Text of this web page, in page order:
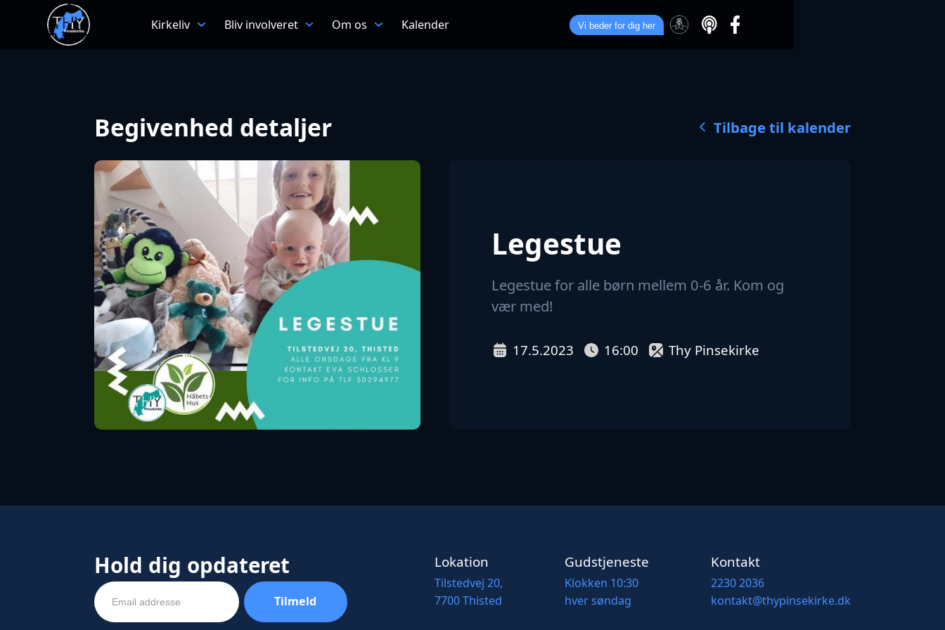
Kirkeliv Bliv involveret Om os Kalender Vi beder for dig her
Begivenhed detaljer Tilbage til kalender
Legestue
Legestue for alle børn mellem 0-6 år. Kom og
vær med!
17.5.2023 16:00 Thy Pinsekirke
Hold dig opdateret Lokation
Tilstedvej 20,
7700 Thisted
Gudstjeneste
Klokken 10:30
hver søndag
Kontakt
2230 2036
kontakt@thypinsekirke.dk